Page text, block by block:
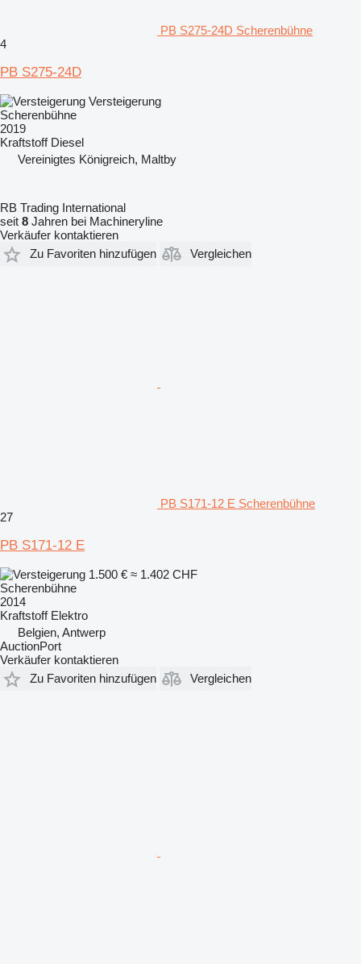
PB S275-24D Scherenbühne
4
PB S275-24D
Versteigerung
Scherenbühne
2019
Kraftstoff Diesel
Vereinigtes Königreich, Maltby
RB Trading International
seit 8 Jahren bei Machineryline
Verkäufer kontaktieren
Zu Favoriten hinzufügen
Vergleichen
PB S171-12 E Scherenbühne
27
PB S171-12 E
1.500 € ≈ 1.402 CHF
Scherenbühne
2014
Kraftstoff Elektro
Belgien, Antwerp
AuctionPort
Verkäufer kontaktieren
Zu Favoriten hinzufügen
Vergleichen